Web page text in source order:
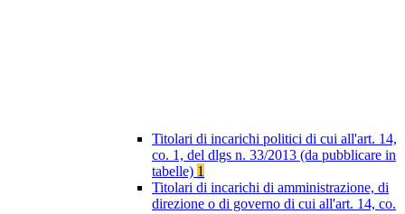
Titolari di incarichi politici di cui all'art. 14,
co. 1, del dlgs n. 33/2013 (da pubblicare in
tabelle) 1
Titolari di incarichi di amministrazione, di
direzione o di governo di cui all'art. 14, co.